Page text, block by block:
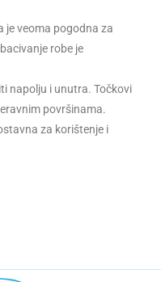
je veoma pogodna za
robe je
napolju i unutra. Točkovi
površinama.
za korištenje i